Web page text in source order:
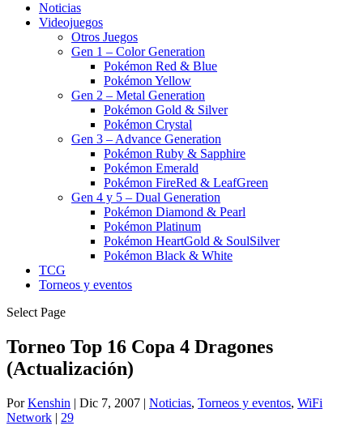
Noticias
Videojuegos
Otros Juegos
Gen 1 – Color Generation
Pokémon Red & Blue
Pokémon Yellow
Gen 2 – Metal Generation
Pokémon Gold & Silver
Pokémon Crystal
Gen 3 – Advance Generation
Pokémon Ruby & Sapphire
Pokémon Emerald
Pokémon FireRed & LeafGreen
Gen 4 y 5 – Dual Generation
Pokémon Diamond & Pearl
Pokémon Platinum
Pokémon HeartGold & SoulSilver
Pokémon Black & White
TCG
Torneos y eventos
Select Page
Torneo Top 16 Copa 4 Dragones
(Actualización)
PorKenshin | Dic 7, 2007 | Noticias, Torneos y eventos, WiFi
Network | 29